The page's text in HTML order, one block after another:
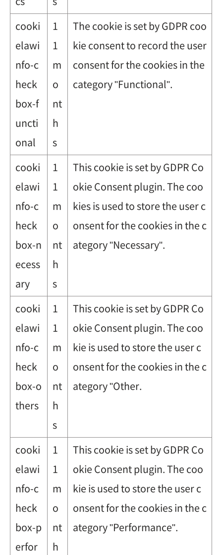
cooki
elawi
nfo-c
heck
box-f
uncti
onal
1
1
m
o
nt
h
s
The cookie is set by GDPR coo
kie consent to record the user
consent for the cookies in the
category "Functional".
cooki
elawi
nfo-c
heck
box-n
ecess
ary
1
1
m
o
nt
h
s
This cookie is set by GDPR Co
okie Consent plugin. The coo
kies is used to store the user c
onsent for the cookies in the c
ategory "Necessary".
cooki
elawi
nfo-c
heck
box-o
thers
1
1
m
o
nt
h
s
This cookie is set by GDPR Co
okie Consent plugin. The coo
kie is used to store the user c
onsent for the cookies in the c
ategory "Other.
cooki
elawi
nfo-c
heck
box-p
erfor
1
1
m
o
nt
h
This cookie is set by GDPR Co
okie Consent plugin. The coo
kie is used to store the user c
onsent for the cookies in the c
ategory "Performance".